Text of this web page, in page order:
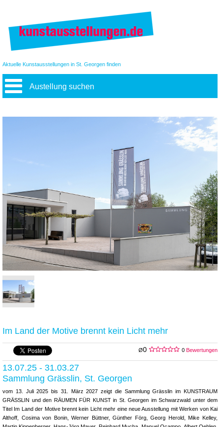
Aktuelle Kunstausstellungen in St. Georgen finden
Austellung suchen
Im Land der Motive brennt kein Licht mehr
Ø0 0 Bewertungen
13.07.25 - 31.03.27
Sammlung Grässlin, St. Georgen
vom 13. Juli 2025 bis 31. März 2027 zeigt die Sammlung Grässlin im KUNSTRAUM
GRÄSSLIN und den RÄUMEN FÜR KUNST in St. Georgen im Schwarzwald unter dem
Titel Im Land der Motive brennt kein Licht mehr eine neue Ausstellung mit Werken von Kai
Althoff, Cosima von Bonin, Werner Büttner, Günther Förg, Georg Herold, Mike Kelley,